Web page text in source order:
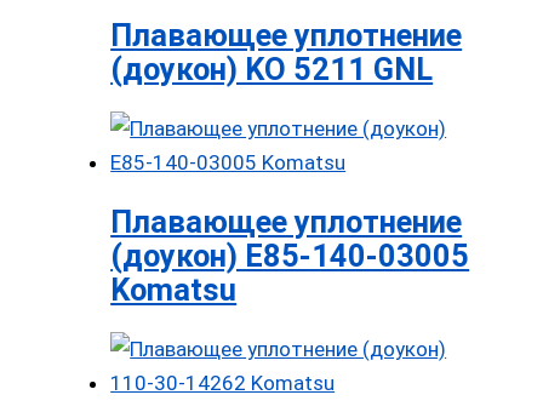
Плавающее уплотнение
(доукон) KO 5211 GNL
Плавающее уплотнение
(доукон) E85-140-03005
Komatsu